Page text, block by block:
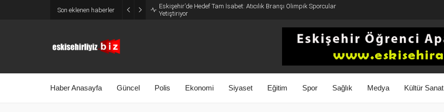
Son eklenen haberler
Eskişehir’de Hedef Tam İsabet: Atıcılık Branşı Olimpik Sporcular
Yetiştiriyor
Haber Anasayfa Güncel Polis Ekonomi Siyaset Eğitim Spor Sağlık Medya Kültür Sanat